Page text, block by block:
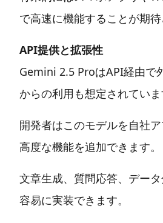
で高速に機能することが期待
API提供と拡張性
Gemini 2.5 ProはAPI経由で
からの利用も想定されていま
開発者はこのモデルを自社ア
高度な機能を追加できます。
文章生成、質問応答、デー
容易に実装できます。